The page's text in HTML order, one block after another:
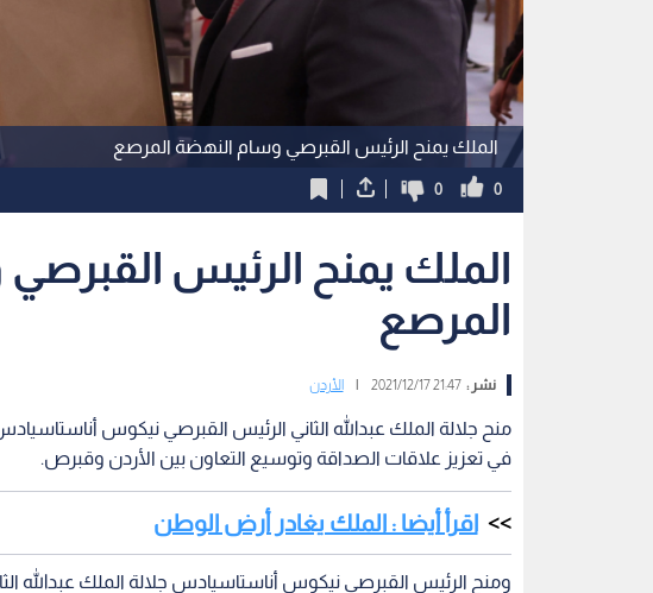
الملك يمنح الرئيس القبرصي وسام النهضة المرصع
0
0
الملك يمنح الرئيس
المرصع
نشر :21:47 2021/12/17 الأردن
منح جلالة الملك عبدالله الثاني الرئيس القبرصي نيكوس
في تعزيز علاقات الصداقة وتوسيع التعاون بين الأردن وقبرص.
اقرأ أيضا : الملك يغادر أرض الوطن
ومنح الرئيس القبرصي نيكوس أناستاسيادس جلالة الملك عبدالله